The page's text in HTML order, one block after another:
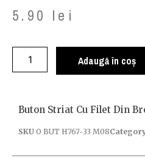
5.90 lei
Adaugă în coș
Buton Striat Cu Filet Din
SKU O BUT H767-33 M08